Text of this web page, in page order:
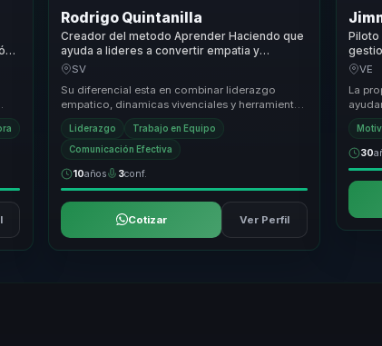
Rodrigo Quintanilla
Creador del metodo Aprender Haciendo que
ayuda a lideres a convertir empatia y
motivacion vivencial en cohesion,
SV
Su diferencial esta en combinar liderazgo
empatico, dinamicas vivenciales y herramientas
practicas para generar cambios culturales que
si...Liderazgo Trabajo en Equipo
Comunicación Efectiva
10años 3conf.
Cotizar Ver Perfil
Piloto
VE
La
30